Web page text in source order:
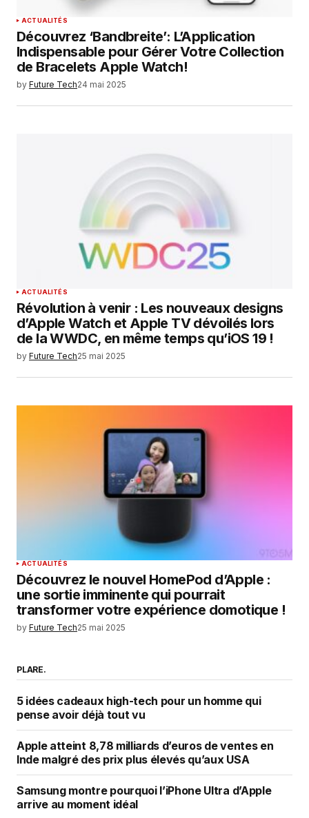
ACTUALITÉS
Découvrez ‘Bandbreite’: L’Application
Indispensable pour Gérer Votre Collection
de Bracelets Apple Watch!
by Future Tech24 mai 2025
ACTUALITÉS
Révolution à venir : Les nouveaux designs
d’Apple Watch et Apple TV dévoilés lors
de la WWDC, en même temps qu’iOS 19 !
by Future Tech25 mai 2025
ACTUALITÉS
Découvrez le nouvel HomePod d’Apple :
une sortie imminente qui pourrait
transformer votre expérience domotique !
by Future Tech25 mai 2025
PLARE.
5 idées cadeaux high-tech pour un homme qui
pense avoir déjà tout vu
Apple atteint 8,78 milliards d’euros de ventes en
Inde malgré des prix plus élevés qu’aux USA
Samsung montre pourquoi l’iPhone Ultra d’Apple
arrive au moment idéal